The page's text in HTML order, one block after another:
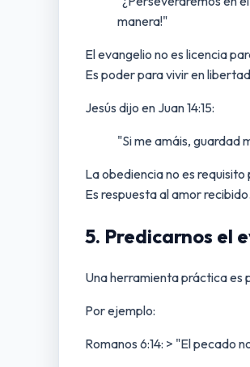
manera!"
El evangelio no es licencia
Es poder para vivir en
Jesús dijo en Juan 14:15:
"Si me amáis, guardad
La obediencia no es
Es respuesta al amor recibido.
5. Predicarnos el
Una herramienta práctica es
Por ejemplo:
Romanos 6:14: > "El pecado